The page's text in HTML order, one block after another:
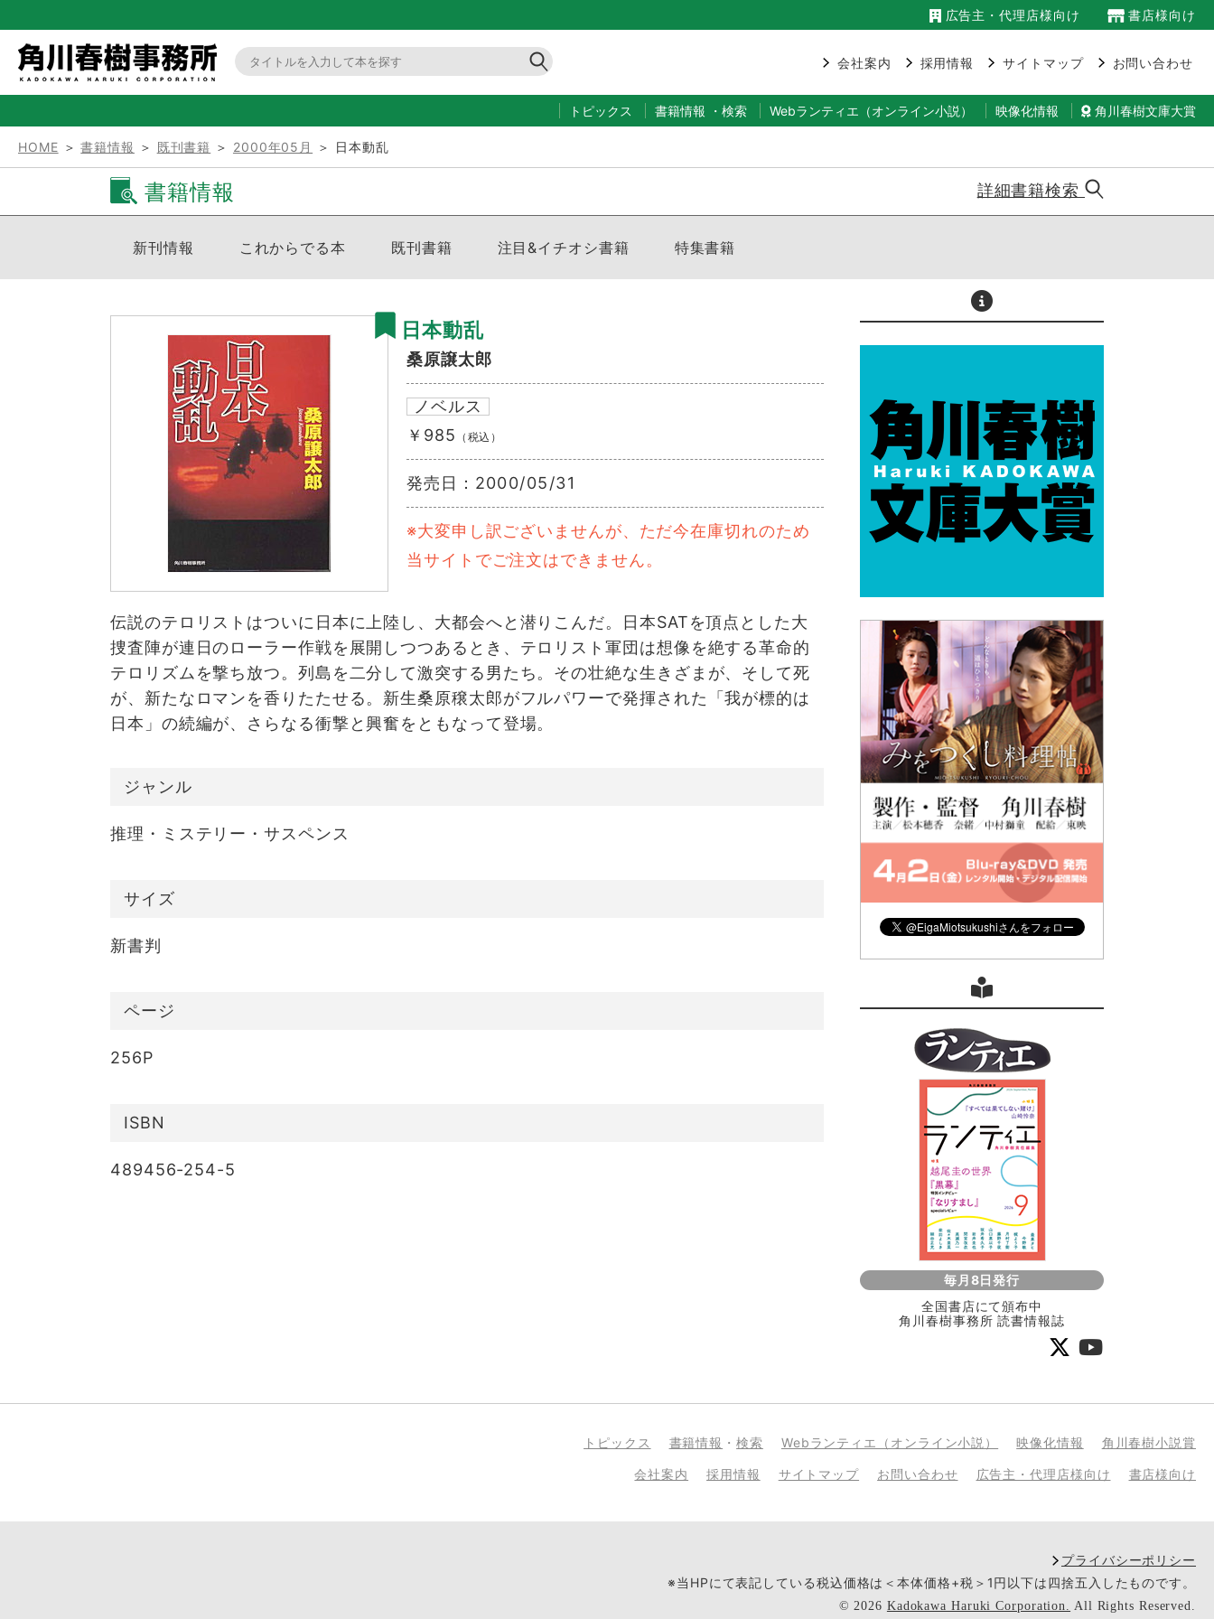
広告主・代理店様向け 書店様向け
会社案内 採用情報 サイトマップ お問い合わせ
トピックス 書籍情報 ・ 検索 Webランティエ（オンライン小説） 映像化情報 角川春樹文庫大賞
HOME ＞書籍情報 ＞ 既刊書籍 ＞ 2000年05月 ＞ 日本動乱
書籍情報 詳細書籍検索
新刊情報 これからでる本 既刊書籍 注目&イチオシ書籍 特集書籍
日本動乱
桑原譲太郎
ノベルス
￥985 （税込）
発売日： 2000/05/31
※大変申し訳ございませんが、ただ今在庫切れのため
当サイトでご注文はできません。
伝説のテロリストはついに日本に上陸し、大都会へと潜りこんだ。日本SATを頂点とした大
捜査陣が連日のローラー作戦を展開しつつあるとき、テロリスト軍団は想像を絶する革命的
テロリズムを撃ち放つ。列島を二分して激突する男たち。その壮絶な生きざまが、そして死
が、新たなロマンを香りたたせる。新生桑原穣太郎がフルパワーで発揮された「我が標的は
日本」の続編が、さらなる衝撃と興奮をともなって登場。
ジャンル
推理・ミステリー・サスペンス
サイズ
新書判
ページ
256P
ISBN
489456-254-5
毎月8日発行
全国書店にて頒布中
角川春樹事務所 読書情報誌
トピックス 書籍情報 ・検索 Webランティエ（オンライン小説） 映像化情報 角川春樹小説賞
会社案内 採用情報 サイトマップ お問い合わせ 広告主・代理店様向け 書店様向け
プライバシーポリシー
※当HPにて表記している税込価格は＜本体価格+税＞1円以下は四捨五入したものです。
© 2026 Kadokawa Haruki Corporation. All Rights Reserved.